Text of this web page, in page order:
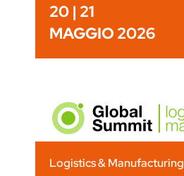
20 | 21
MAGGIO 2026
Logistics & Manufacturing